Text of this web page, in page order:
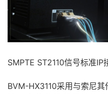
SMPTE ST2110信号标准IP
BVM-HX3110采用与索尼